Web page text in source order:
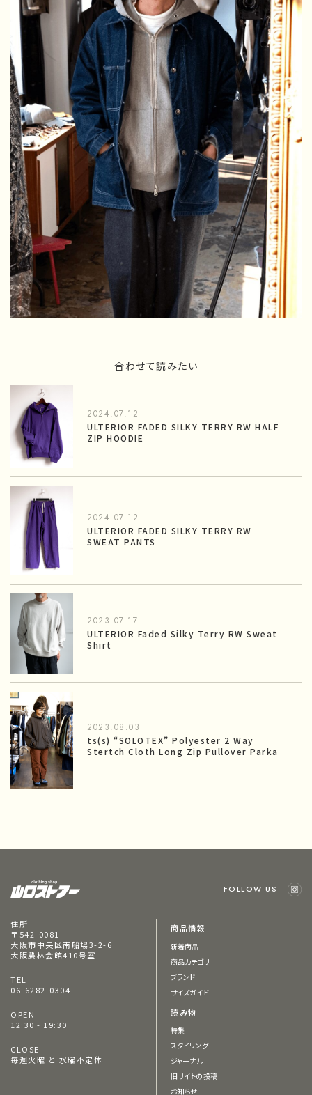
合わせて読みたい
2024.07.12
ULTERIOR FADED SILKY TERRY RW HALF
ZIP HOODIE
2024.07.12
ULTERIOR FADED SILKY TERRY RW
SWEAT PANTS
2023.07.17
ULTERIOR Faded Silky Terry RW Sweat
Shirt
2023.08.03
ts(s) “SOLOTEX” Polyester 2 Way
Stertch Cloth Long Zip Pullover Parka
FOLLOW US
住所
〒542-0081
大阪市中央区南船場3-2-6
大阪農林会館410号室
TEL
06-6282-0304
OPEN
12:30 - 19:30
CLOSE
毎週火曜 と 水曜不定休
商品情報
新着商品
商品カテゴリ
ブランド
サイズガイド
読み物
特集
スタイリング
ジャーナル
旧サイトの投稿
お知らせ